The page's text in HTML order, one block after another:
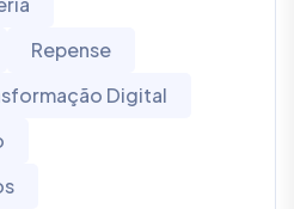
Repense
Digital